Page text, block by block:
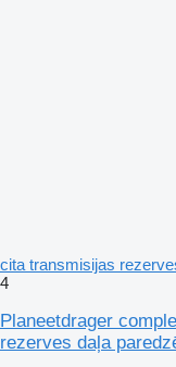
cita transmisijas
4
Planeetdrager
rezerves daļa